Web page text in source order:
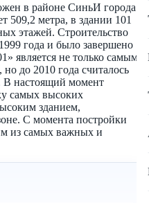
в районе СиньИ города
509,2 метра, в здании 101
этажей. Строительство
года и было завершено
является не только самым
до 2010 года считалось
настоящий момент
самых высоких
зданием,
С момента постройки
из самых важных и